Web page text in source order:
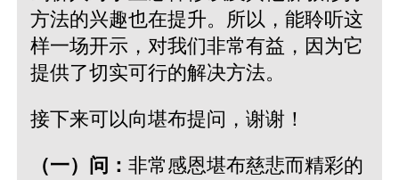
方法的兴趣也在提升。所以，能聆听这
样一场开示，对我们非常有益，因为它
提供了切实可行的解决方法。
接下来可以向堪布提问，谢谢！
（一）问： 非常感恩堪布慈悲而精彩的